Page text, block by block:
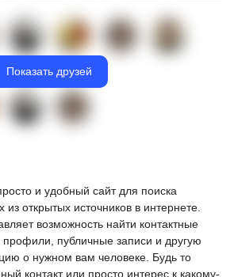
Показать друзей
и удобный сайт для поиска
открытых источников в интернете.
возможность найти контактные
публичные записи и другую
о нужном вам человеке. Будь то
контакт или просто интерес к какому-